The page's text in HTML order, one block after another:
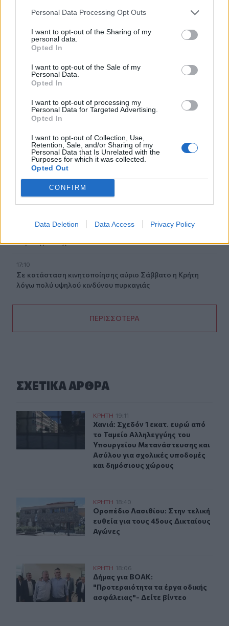
Personal Data Processing Opt Outs
I want to opt-out of the Sharing of my
personal data.
Opted In
I want to opt-out of the Sale of my
Personal Data.
Opted In
I want to opt-out of processing my
Personal Data for Targeted Advertising.
Opted In
I want to opt-out of Collection, Use,
Retention, Sale, and/or Sharing of my
Personal Data that Is Unrelated with the
Purposes for which it was collected.
Opted Out
CONFIRM
Data Deletion Data Access Privacy Policy
Ομαδικής Έκθεσης Ζωγραφικής & Φωτογραφίας
Πυρκαγιά σε έκταση με χαμηλή βλάστηση στο
φαρμακείο διακοπών
Aποκαλύψεις σοκ για απειλές θανάτου στο Μουντιάλ:
«Θα ανατινάξω τον Μέσι με τέσσερις βόμβες!»
Δήμος Πλατανιά: Συνεχίζονται οι καλοκαιρινές
εκδηλώσεις “Πολιτιστικό Καλοκαίρι 2026, 16ο Φεστιβάλ
Γη - Πολιτισμός- Τουρισμός”
Δήμος Ανωγείων: Ένταξη έργου αγροτικής οδοποιίας στο
Στρατηγικό Σχέδιο ΚΑΠ 2023–2027
17:10
Σε κατάσταση κινητοποίησης αύριο Σάββατο η Κρήτη
λόγω πολύ υψηλού κινδύνου πυρκαγιάς
ΠΕΡΙΣΣΟΤΕΡΑ
ΣΧΕΤΙΚA AΡΘΡΑ
Χανιά: Σχεδόν 1 εκατ. ευρώ από το Ταμείο
ΚΡΗΤΗ 19:11
Χανιά: Σχεδόν 1 εκατ. ευρώ από το
Χανιά: Σχεδόν 1 εκατ. ευρώ από
το Ταμείο Αλληλεγγύης του
Υπουργείου Μετανάστευσης και
Ασύλου για σχολικές υποδομές
και δημόσιους χώρους
Οροπέδιο Λασιθίου: Στην τελική ευθεία για τους 45ους
ΚΡΗΤΗ 18:40
Οροπέδιο Λασιθίου: Στην τελική
Οροπέδιο Λασιθίου: Στην τελική
ευθεία για τους 45ους Δικταίους
Αγώνες
Δήμας για ΒΟΑΚ: "Προτεραιότητα τα έργα οδικής
ΚΡΗΤΗ 18:06
Δήμας για ΒΟΑΚ: "Προτεραιότητα
Δήμας για ΒΟΑΚ:
"Προτεραιότητα τα έργα οδικής
ασφάλειας"- Δείτε βίντεο